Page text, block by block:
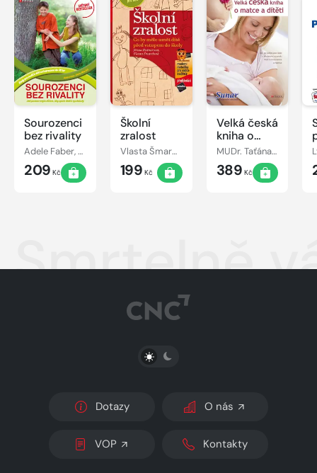
Sourozenci
bez rivality
Adele Faber, Elaine Mazlish
209 Kč
Školní
zralost
Vlasta Šmardová, Jiřina Bednářová
199 Kč
Velká česká
kniha o
matce a
dítěti
MUDr. Taťána Hanáková
389 Kč
Smrtelně
PŘEPNOUT SVĚTLÝ/TMAVÝ REŽIM
Dotazy O nás
VOP Kontakty